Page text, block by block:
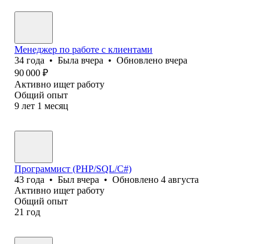
Менеджер по работе с клиентами
34 года • Была вчера • Обновлено вчера
90 000 ₽
Активно ищет работу
Общий опыт
9 лет 1 месяц
Программист (PHP/SQL/C#)
43 года • Был вчера • Обновлено 4 августа
Активно ищет работу
Общий опыт
21 год